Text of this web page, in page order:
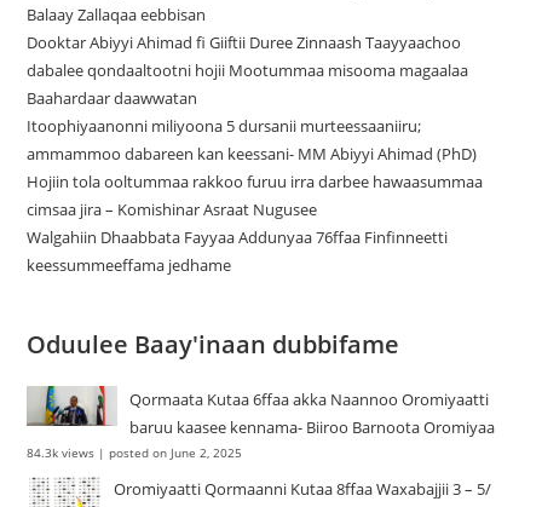
Balaay Zallaqaa eebbisan
Dooktar Abiyyi Ahimad fi Giiftii Duree Zinnaash Taayyaachoo
dabalee qondaaltootni hojii Mootummaa misooma magaalaa
Baahardaar daawwatan
Itoophiyaanonni miliyoona 5 dursanii murteessaaniiru;
ammammoo dabareen kan keessani- MM Abiyyi Ahimad (PhD)
Hojiin tola ooltummaa rakkoo furuu irra darbee hawaasummaa
cimsaa jira – Komishinar Asraat Nugusee
Walgahiin Dhaabbata Fayyaa Addunyaa 76ffaa Finfinneetti
keessummeeffama jedhame
Oduulee Baay'inaan dubbifame
Qormaata Kutaa 6ffaa akka Naannoo Oromiyaatti
baruu kaasee kennama- Biiroo Barnoota Oromiyaa
84.3k views |posted on June 2, 2025
Oromiyaatti Qormaanni Kutaa 8ffaa Waxabajjii 3 – 5/